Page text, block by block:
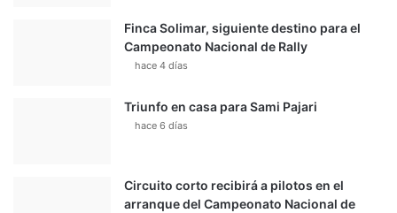
Finca Solimar, siguiente destino para el
Campeonato Nacional de Rally
hace 4 días
Triunfo en casa para Sami Pajari
hace 6 días
Circuito corto recibirá a pilotos en el
arranque del Campeonato Nacional de